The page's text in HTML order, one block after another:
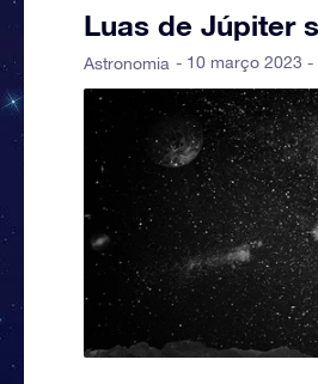
Luas de Júpiter
Astronomia - 10 março 2023 -